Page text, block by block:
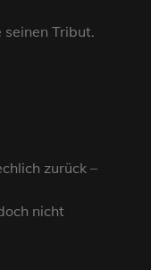
Tribut.
zurück –
nicht